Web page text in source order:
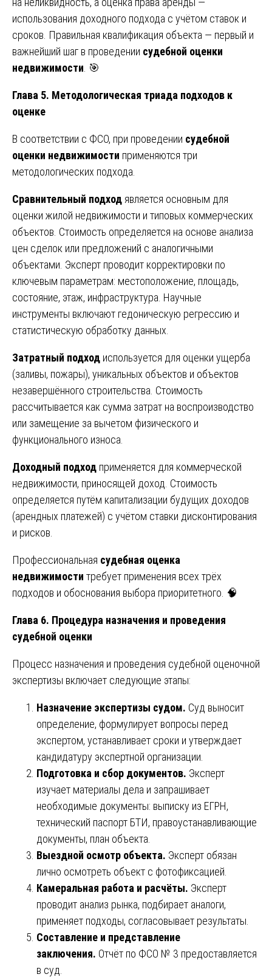
использования доходного подхода с учётом ставок и
сроков. Правильная квалификация объекта — первый и
важнейший шаг в проведении судебной оценки
недвижимости . 🎯
Глава 5. Методологическая триада подходов к
оценке
В соответствии с ФСО, при проведении судебной
оценки недвижимости применяются три
методологических подхода.
Сравнительный подход является основным для
оценки жилой недвижимости и типовых коммерческих
объектов. Стоимость определяется на основе анализа
цен сделок или предложений с аналогичными
объектами. Эксперт проводит корректировки по
ключевым параметрам: местоположение, площадь,
состояние, этаж, инфраструктура. Научные
инструменты включают гедоническую регрессию и
статистическую обработку данных.
Затратный подход используется для оценки ущерба
(заливы, пожары), уникальных объектов и объектов
незавершённого строительства. Стоимость
рассчитывается как сумма затрат на воспроизводство
или замещение за вычетом физического и
функционального износа.
Доходный подход применяется для коммерческой
недвижимости, приносящей доход. Стоимость
определяется путём капитализации будущих доходов
(арендных платежей) с учётом ставки дисконтирования
и рисков.
Профессиональная судебная оценка
недвижимости требует применения всех трёх
подходов и обоснования выбора приоритетного. 🧠
Глава 6. Процедура назначения и проведения
судебной оценки
Процесс назначения и проведения судебной оценочной
экспертизы включает следующие этапы:
Назначение экспертизы судом. Суд выносит
определение, формулирует вопросы перед
экспертом, устанавливает сроки и утверждает
кандидатуру экспертной организации.
Подготовка и сбор документов. Эксперт
изучает материалы дела и запрашивает
необходимые документы: выписку из ЕГРН,
технический паспорт БТИ, правоустанавливающие
документы, план объекта.
Выездной осмотр объекта. Эксперт обязан
лично осмотреть объект с фотофиксацией.
Камеральная работа и расчёты. Эксперт
проводит анализ рынка, подбирает аналоги,
применяет подходы, согласовывает результаты.
Составление и представление
заключения. Отчёт по ФСО № 3 предоставляется
в суд.